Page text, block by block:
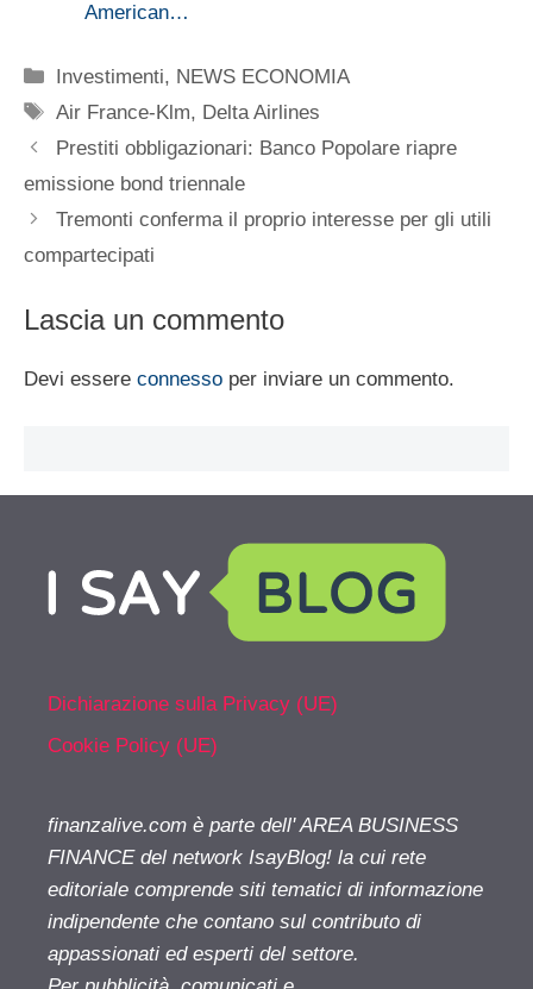
American…
Categorie
Investimenti, NEWS ECONOMIA
Tag
Air France-Klm, Delta Airlines
Prestiti obbligazionari: Banco Popolare riapre
emissione bond triennale
Tremonti conferma il proprio interesse per gli utili
compartecipati
Lascia un commento
Devi essere connesso per inviare un commento.
Dichiarazione sulla Privacy (UE)
Cookie Policy (UE)
finanzalive.com è parte dell' AREA BUSINESS
FINANCE del network IsayBlog! la cui rete
editoriale comprende siti tematici di informazione
indipendente che contano sul contributo di
appassionati ed esperti del settore.